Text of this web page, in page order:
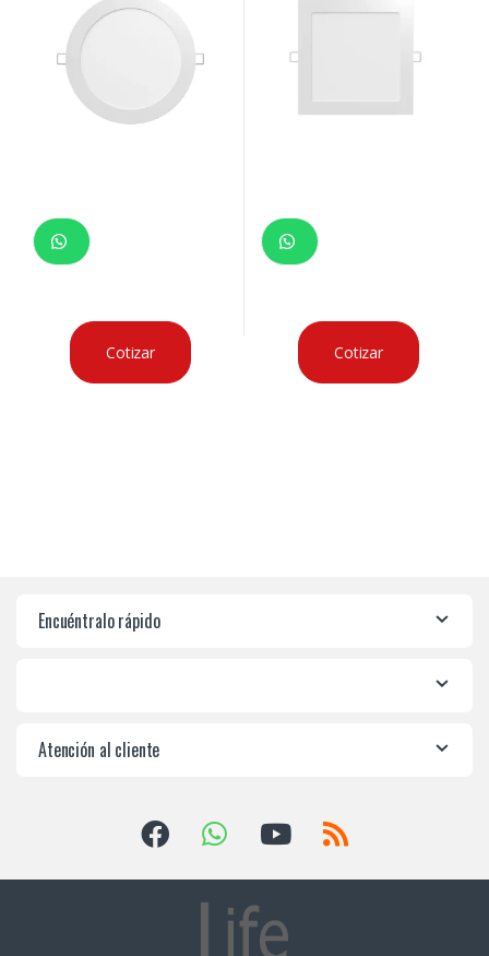
Cotizar Cotizar
Encuéntralo rápido
Atención al cliente